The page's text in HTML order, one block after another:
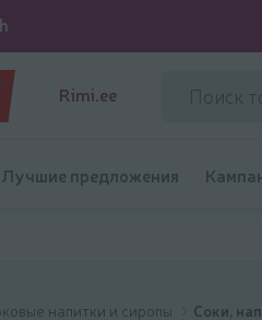
Rimi.ee
Лучшие предложения
напитки и сиропы Соки,